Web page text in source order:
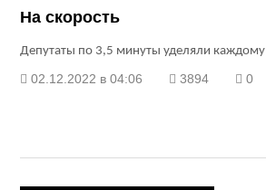
На скорость
Депутаты по 3,5 минуты уделяли
02.12.2022 в 04:06 3894 0